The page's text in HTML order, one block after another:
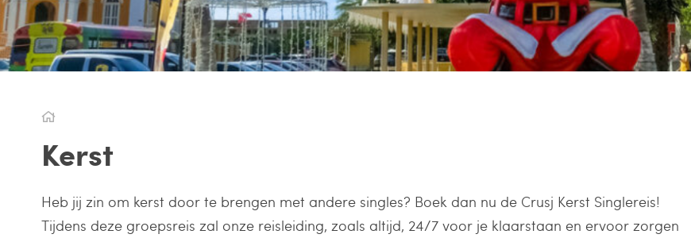
Kerst
Heb jij zin om kerst door te brengen met andere singles? Boek dan nu de Crusj Kerst Singlereis!
Tijdens deze groepsreis zal onze reisleiding, zoals altijd, 24/7 voor je klaarstaan en ervoor zorgen